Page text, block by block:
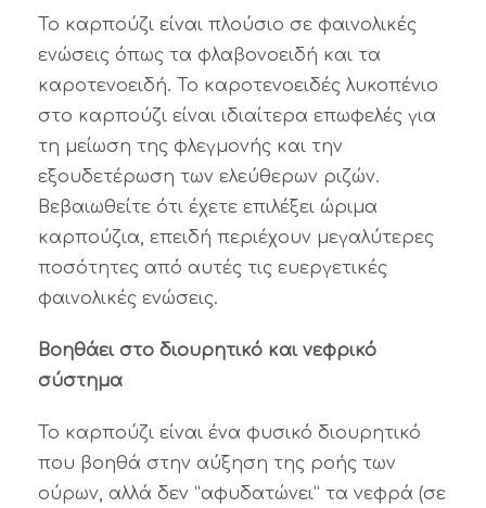
Το καρπούζι είναι πλούσιο σε φαινολικές
ενώσεις όπως τα φλαβονοειδή και τα
καροτενοειδή. Το καροτενοειδές λυκοπένιο
στο καρπούζι είναι ιδιαίτερα επωφελές για
τη μείωση της φλεγμονής και την
εξουδετέρωση των ελεύθερων ριζών.
Βεβαιωθείτε ότι έχετε επιλέξει ώριμα
καρπούζια, επειδή περιέχουν μεγαλύτερες
ποσότητες από αυτές τις ευεργετικές
φαινολικές ενώσεις.
Βοηθάει στο διουρητικό και νεφρικό
σύστημα
Το καρπούζι είναι ένα φυσικό διουρητικό
που βοηθά στην αύξηση της ροής των
ούρων, αλλά δεν “αφυδατώνει” τα νεφρά (σε